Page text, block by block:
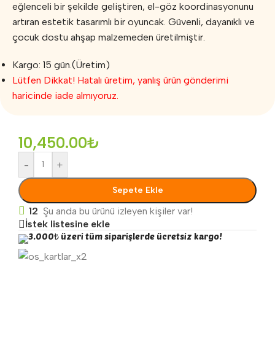
eğlenceli bir şekilde geliştiren, el-göz koordinasyonunu
artıran estetik tasarımlı bir oyuncak. Güvenli, dayanıklı ve
çocuk dostu ahşap malzemeden üretilmiştir.
Kargo: 15 gün.(Üretim)
Lütfen Dikkat! Hatalı üretim, yanlış ürün gönderimi
haricinde iade almıyoruz.
10,450.00₺
- +
Sepete Ekle
12 Şu anda bu ürünü izleyen kişiler var!
İstek listesine ekle
3.000₺ üzeri tüm siparişlerde ücretsiz kargo!